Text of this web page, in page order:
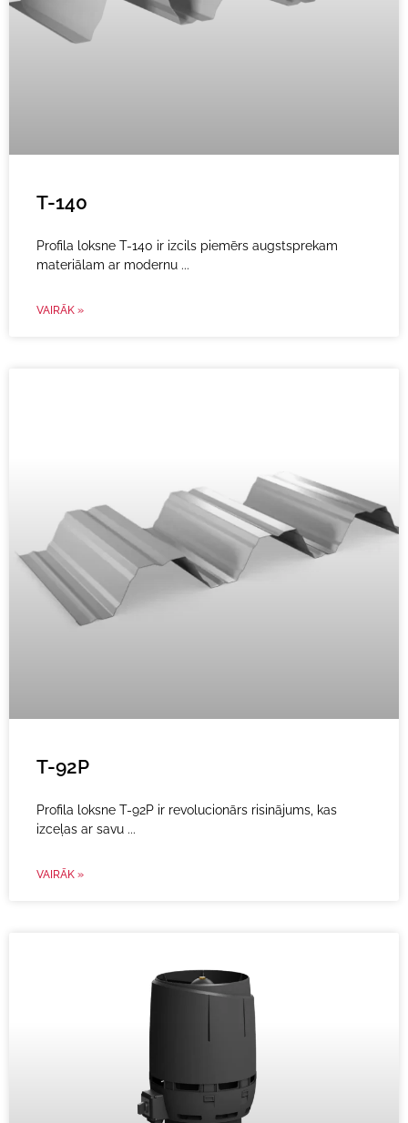
T-140
Profila loksne T-140 ir izcils piemērs augstsprekam
materiālam ar modernu
VAIRĀK »
T-92P
Profila loksne T-92P ir revolucionārs risinājums, kas
izceļas ar savu
VAIRĀK »